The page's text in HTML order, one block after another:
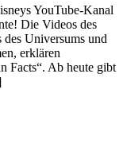
YouTube-Kanal
Die Videos des
Universums und
erklären
Facts“. Ab heute gibt